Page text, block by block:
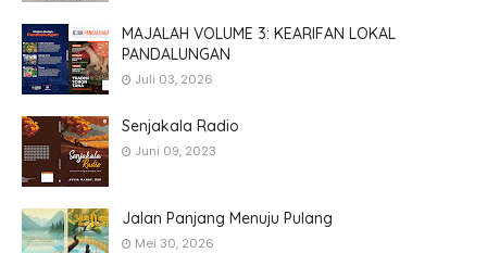
MAJALAH VOLUME 3: KEARIFAN LOKAL
PANDALUNGAN
Juli 03, 2026
Senjakala Radio
Juni 09, 2023
Jalan Panjang Menuju Pulang
Mei 30, 2026